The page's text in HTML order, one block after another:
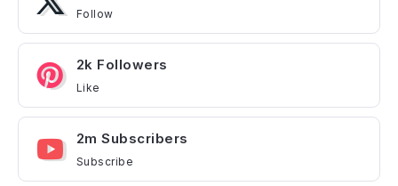
Follow
2k Followers
Like
2m Subscribers
Subscribe